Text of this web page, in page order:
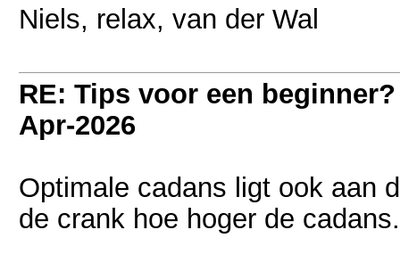
Niels, relax, van der Wal
RE: Tips voor een
Apr-2026
Optimale cadans ligt ook aan
de crank hoe hoger de cadans.